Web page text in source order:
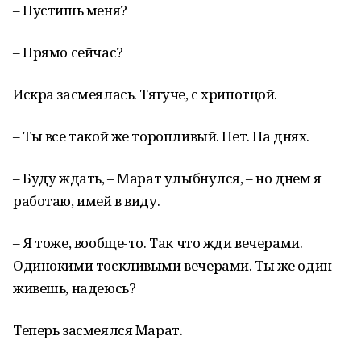
– Пустишь меня?
– Прямо сейчас?
Искра засмеялась. Тягуче, с хрипотцой.
– Ты все такой же торопливый. Нет. На днях.
– Буду ждать, – Марат улыбнулся, – но днем я
работаю, имей в виду.
– Я тоже, вообще-то. Так что жди вечерами.
Одинокими тоскливыми вечерами. Ты же один
живешь, надеюсь?
Теперь засмеялся Марат.